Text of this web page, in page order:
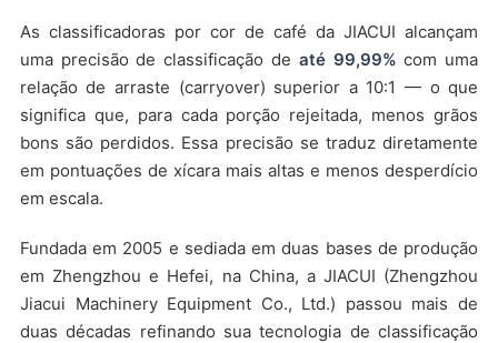
As classificadoras por cor de café da JIACUI alcançam
uma precisão de classificação de até 99,99% com uma
relação de arraste (carryover) superior a 10:1 — o que
significa que, para cada porção rejeitada, menos grãos
bons são perdidos. Essa precisão se traduz diretamente
em pontuações de xícara mais altas e menos desperdício
em escala.
Fundada em 2005 e sediada em duas bases de produção
em Zhengzhou e Hefei, na China, a JIACUI (Zhengzhou
Jiacui Machinery Equipment Co., Ltd.) passou mais de
duas décadas refinando sua tecnologia de classificação